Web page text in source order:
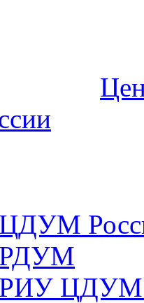
ЦДУМ
РДУМ
РИУ ЦДУМ